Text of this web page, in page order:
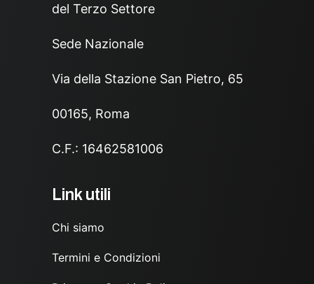
del Terzo Settore
Sede Nazionale
Via della Stazione San Pietro, 65
00165, Roma
C.F.: 16462581006
Link utili
Chi siamo
Termini e Condizioni